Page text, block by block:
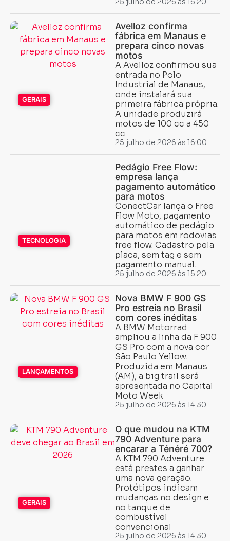
GERAIS
Avelloz confirma
fábrica em Manaus e
prepara cinco novas
motos
A Avelloz confirmou sua
entrada no Polo
Industrial de Manaus,
onde instalará sua
primeira fábrica própria.
A unidade produzirá
motos de 100 cc a 450
cc
25 julho de 2026 às 16:00
TECNOLOGIA
Pedágio Free Flow:
empresa lança
pagamento automático
para motos
ConectCar lança o Free
Flow Moto, pagamento
automático de pedágio
para motos em rodovias
free flow. Cadastro pela
placa, sem tag e sem
pagamento manual.
25 julho de 2026 às 15:20
LANÇAMENTOS
Nova BMW F 900 GS
Pro estreia no Brasil
com cores inéditas
A BMW Motorrad
ampliou a linha da F 900
GS Pro com a nova cor
São Paulo Yellow.
Produzida em Manaus
(AM), a big trail será
apresentada no Capital
Moto Week
25 julho de 2026 às 14:30
GERAIS
O que mudou na KTM
790 Adventure para
encarar a Ténéré 700?
A KTM 790 Adventure
está prestes a ganhar
uma nova geração.
Protótipos indicam
mudanças no design e
no tanque de
combustível
convencional
25 julho de 2026 às 14:30
Carregando...
Carregando...